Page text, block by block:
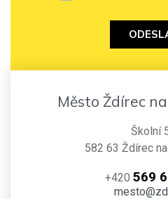
Město Ždírec
Školní
582 63 Ždírec
+420 569